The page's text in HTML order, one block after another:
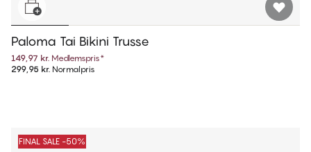
Paloma Tai Bikini Trusse
149,97 kr. Medlemspris*
299,95 kr. Normalpris
FINAL SALE -50%